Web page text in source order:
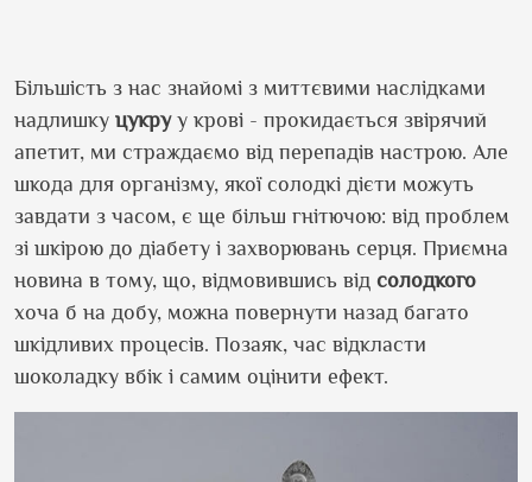
Більшість з нас знайомі з миттєвими наслідками
надлишку цукруу крові - прокидається звірячий
апетит, ми страждаємо від перепадів настрою. Але
шкода для організму, якої солодкі дієти можуть
завдати з часом, є ще більш гнітючою: від проблем
зі шкірою до діабету і захворювань серця. Приємна
новина в тому, що, відмовившись від солодкого
хоча б на добу, можна повернути назад багато
шкідливих процесів. Позаяк, час відкласти
шоколадку вбік і самим оцінити ефект.